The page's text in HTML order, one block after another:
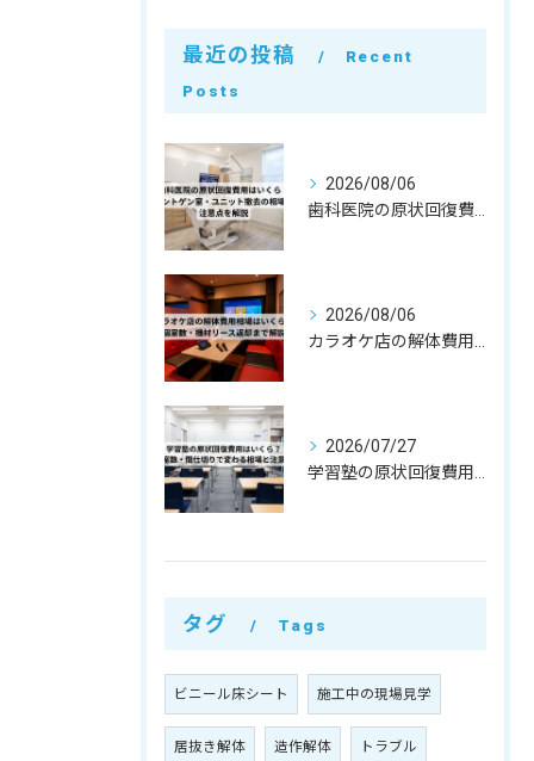
最近の投稿
Recent
Posts
2026/08/06
2026/08/06
2026/07/27
タグ Tags
ビニール床シート 施工中の現場見学
居抜き解体 造作解体 トラブル